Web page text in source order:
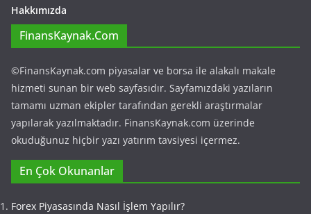
Hakkımızda
FinansKaynak.Com
©FinansKaynak.com piyasalar ve borsa ile alakalı makale
hizmeti sunan bir web sayfasıdır. Sayfamızdaki yazıların
tamamı uzman ekipler tarafından gerekli araştırmalar
yapılarak yazılmaktadır. FinansKaynak.com üzerinde
okuduğunuz hiçbir yazı yatırım tavsiyesi içermez.
En Çok Okunanlar
Forex Piyasasında Nasıl İşlem Yapılır?